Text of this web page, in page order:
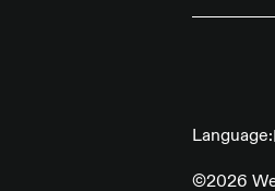
Language:
©2026